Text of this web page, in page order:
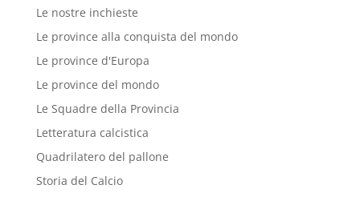
Le nostre inchieste
Le province alla conquista del mondo
Le province d'Europa
Le province del mondo
Le Squadre della Provincia
Letteratura calcistica
Quadrilatero del pallone
Storia del Calcio